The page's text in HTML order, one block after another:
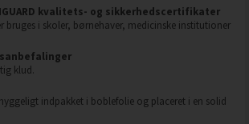
kvalitets- og sikkerhedscertifikater
bruges i skoler, børnehaver, medicinske institutioner
klud.
indpakket i boblefolie og placeret i en solid